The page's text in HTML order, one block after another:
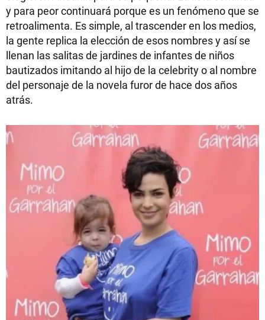
y para peor continuará porque es un fenómeno que se
retroalimenta. Es simple, al trascender en los medios,
la gente replica la elección de esos nombres y así se
llenan las salitas de jardines de infantes de niños
bautizados imitando al hijo de la celebrity o al nombre
del personaje de la novela furor de hace dos años
atrás.